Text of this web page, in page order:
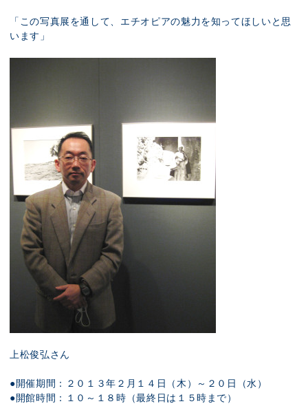
「この写真展を通して、エチオピアの魅力を知ってほしいと思
います」
上松俊弘さん
●開催期間：２０１３年２月１４日（木）～２０日（水）
●開館時間：１０～１８時（最終日は１５時まで）